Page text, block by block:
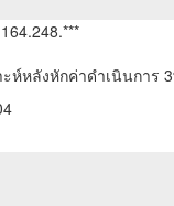
หลังหักค่าดำเนินการ